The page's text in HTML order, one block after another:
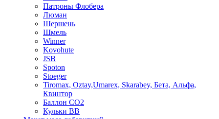
Патроны Флобера
Люман
Шершень
Шмель
Winner
Kovohute
JSB
Spoton
Stoeger
Tiromax, Oztay,Umarex, Skarabey, Бета, Альфа,
Квинтор
Баллон CO2
Кульки ВВ